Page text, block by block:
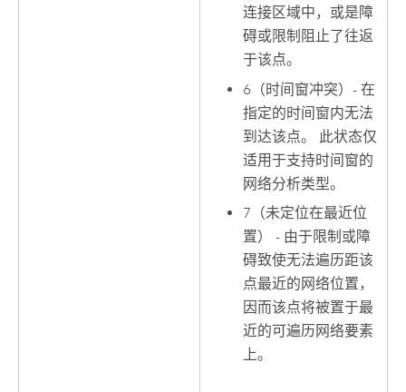
连接区域中，或是障
碍或限制阻止了往返
于该点。
6（时间窗冲突）- 在
指定的时间窗内无法
到达该点。 此状态仅
适用于支持时间窗的
网络分析类型。
7（未定位在最近位
置） - 由于限制或障
碍致使无法遍历距该
点最近的网络位置，
因而该点将被置于最
近的可遍历网络要素
上。